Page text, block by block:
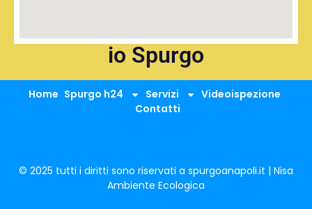
io Spurgo
Home Spurgo h24 Servizi
Videoispezione
Contatti
© 2025 tutti i diritti sono riservati a spurgoanapoli.it | Nisa
Ambiente Ecologica